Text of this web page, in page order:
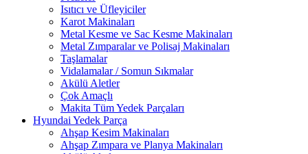
Isıtıcı ve Üfleyiciler
Karot Makinaları
Metal Kesme ve Sac Kesme Makinaları
Metal Zımparalar ve Polisaj Makinaları
Taşlamalar
Vidalamalar / Somun Sıkmalar
Akülü Aletler
Çok Amaçlı
Makita Tüm Yedek Parçaları
Hyundai Yedek Parça
Ahşap Kesim Makinaları
Ahşap Zımpara ve Planya Makinaları